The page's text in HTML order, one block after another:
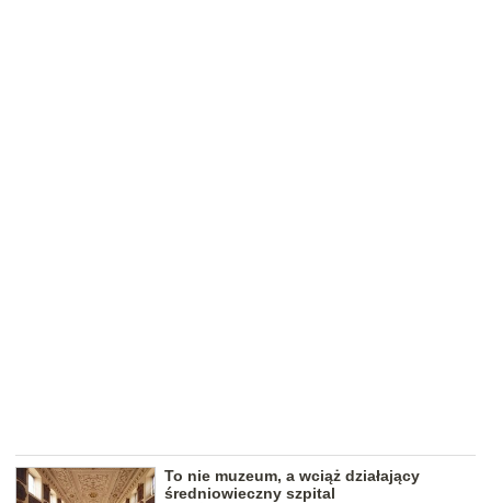
To nie muzeum, a wciąż działający
średniowieczny szpital